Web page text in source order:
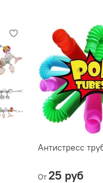
Антистресс
От 25 руб